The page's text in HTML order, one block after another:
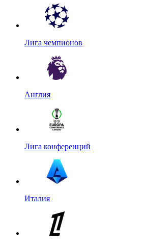
Лига чемпионов
Англия
Лига конференций
Италия